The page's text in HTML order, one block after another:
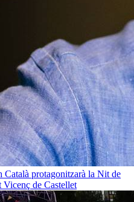
Català protagonitzarà la Nit de
Vicenç de Castellet